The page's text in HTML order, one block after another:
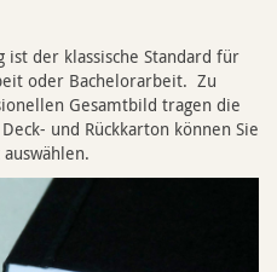
ist der klassische Standard für
oder Bachelorarbeit. Zu
Gesamtbild tragen die
und Rückkarton können Sie